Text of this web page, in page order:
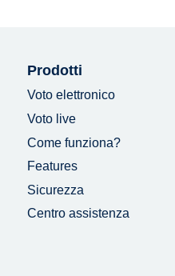
Prodotti
Voto elettronico
Voto live
Come funziona?
Features
Sicurezza
Centro assistenza